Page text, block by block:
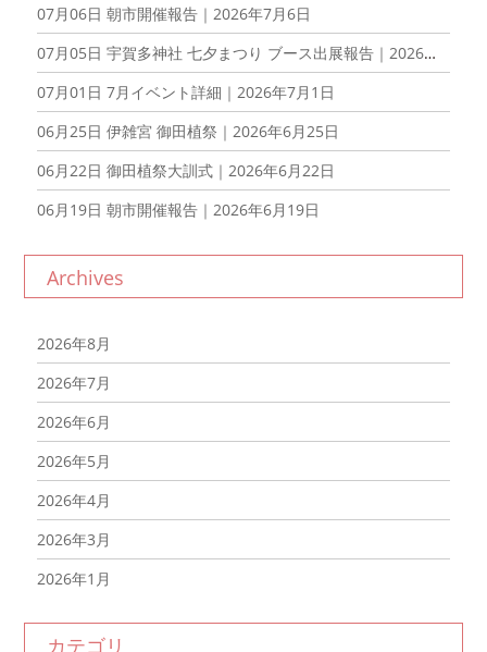
07月06日 朝市開催報告｜2026年7月6日
07月05日 宇賀多神社 七夕まつり ブース出展報告｜2026年7月5日
07月01日 7月イベント詳細｜2026年7月1日
06月25日 伊雑宮 御田植祭｜2026年6月25日
06月22日 御田植祭大訓式｜2026年6月22日
06月19日 朝市開催報告｜2026年6月19日
Archives
2026年8月
2026年7月
2026年6月
2026年5月
2026年4月
2026年3月
2026年1月
カテゴリ